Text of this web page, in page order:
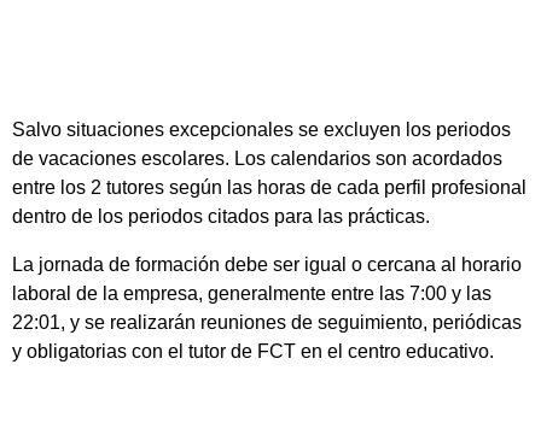
Salvo situaciones excepcionales se excluyen los periodos
de vacaciones escolares. Los calendarios son acordados
entre los 2 tutores según las horas de cada perfil profesional
dentro de los periodos citados para las prácticas.
La jornada de formación debe ser igual o cercana al horario
laboral de la empresa, generalmente entre las 7:00 y las
22:01, y se realizarán reuniones de seguimiento, periódicas
y obligatorias con el tutor de FCT en el centro educativo.